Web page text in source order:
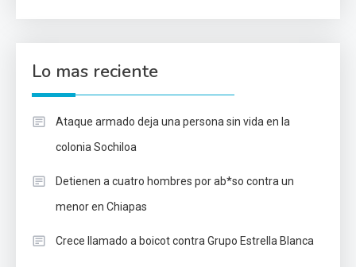
Lo mas reciente
Ataque armado deja una persona sin vida en la
colonia Sochiloa
Detienen a cuatro hombres por ab*so contra un
menor en Chiapas
Crece llamado a boicot contra Grupo Estrella Blanca